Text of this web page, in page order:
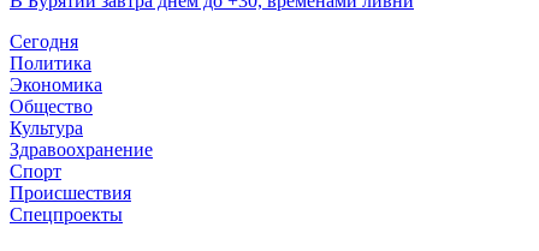
Сегодня
Политика
Экономика
Общество
Культура
Здравоохранение
Спорт
Происшествия
Спецпроекты